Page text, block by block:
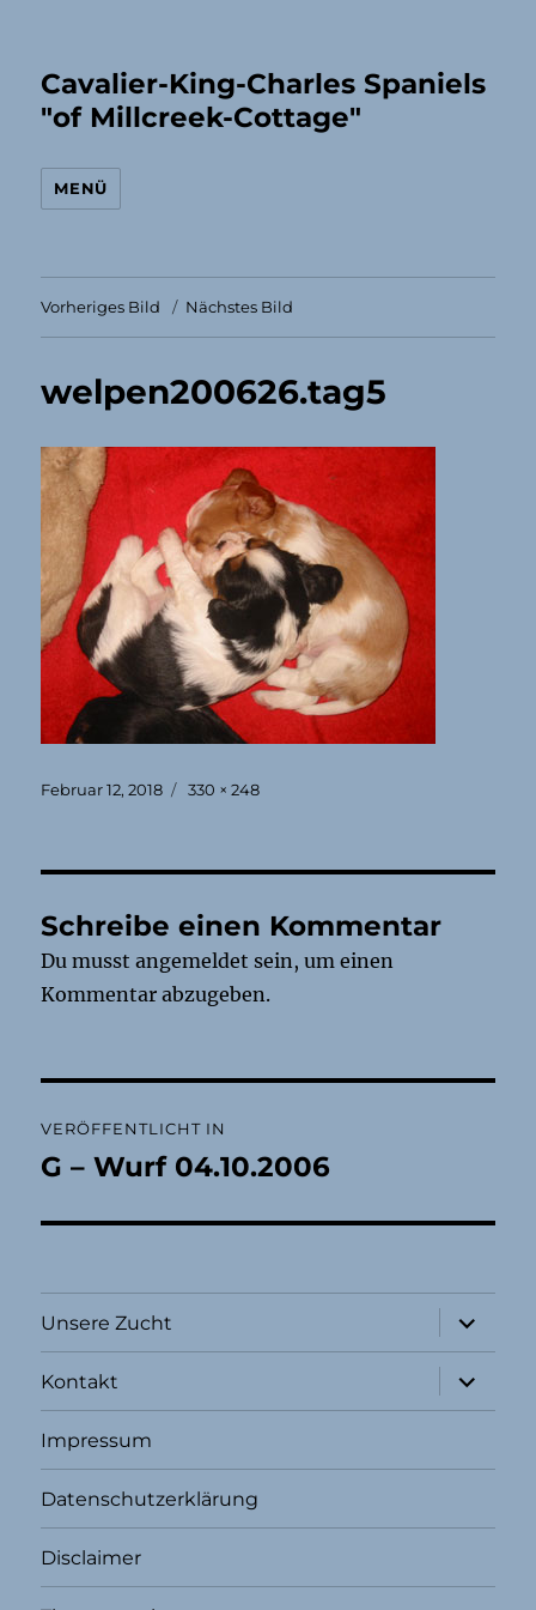
Cavalier-King-Charles Spaniels
"of Millcreek-Cottage"
MENÜ
Vorheriges Bild Nächstes Bild
welpen200626.tag5
Veröffentlicht
Februar 12, 2018 Originalgröße
330 × 248
Schreibe einen Kommentar
Du musstangemeldet sein, um einen
Kommentar abzugeben.
VERÖFFENTLICHT IN
G – Wurf 04.10.2006
Unsere Zucht
öffnen
Kontakt
öffnen
Impressum
Datenschutzerklärung
Disclaimer